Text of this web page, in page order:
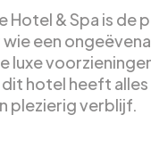
Hotel & Spa is de
een
luxe
hotel heeft alles
plezierig verblijf.